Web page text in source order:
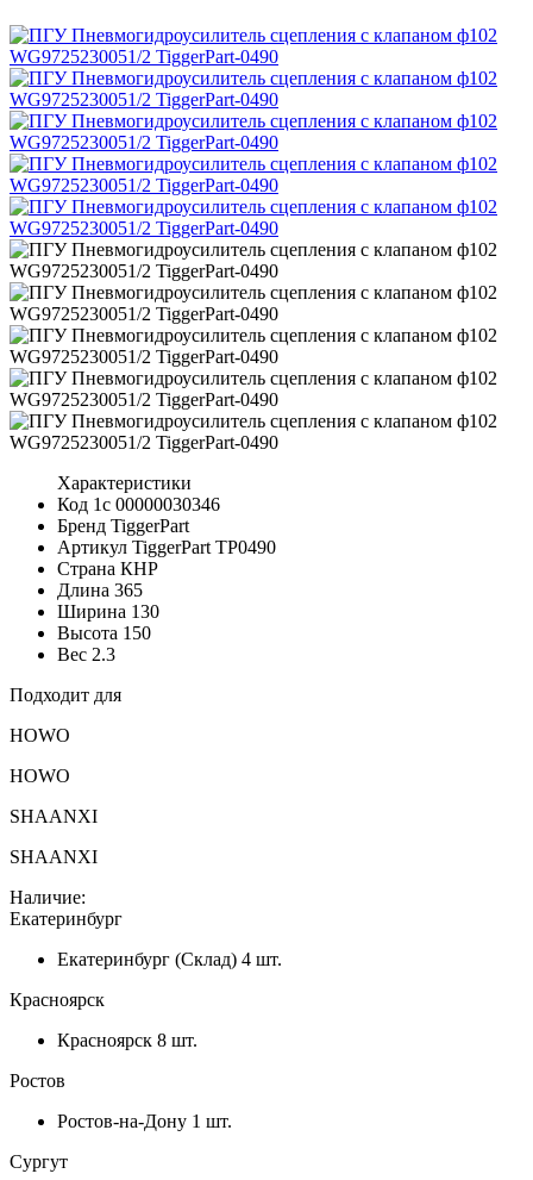
Характеристики
Код 1с 00000030346
Бренд TiggerPart
Артикул TiggerPart TP0490
Страна КНР
Длина 365
Ширина 130
Высота 150
Вес 2.3
Подходит для
HOWO
HOWO
SHAANXI
SHAANXI
Наличие:
Екатеринбург
Екатеринбург (Склад) 4 шт.
Красноярск
Красноярск 8 шт.
Ростов
Ростов-на-Дону 1 шт.
Сургут